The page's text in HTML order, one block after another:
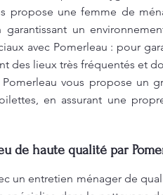
propose une femme de
un
avec Pomerleau : pour
des lieux très fréquentés et
vous propose un
en assurant une
de haute qualité par
un entretien ménager de